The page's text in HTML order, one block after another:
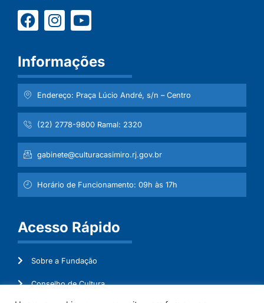
Informações
Endereço: Praça Lúcio André, s/n – Centro
(22) 2778-9800 Ramal: 2320
gabinete@culturacasimiro.rj.gov.br
Horário de Funcionamento: 09h às 17h
Acesso Rápido
Sobre a Fundação
Conselho de Cultura